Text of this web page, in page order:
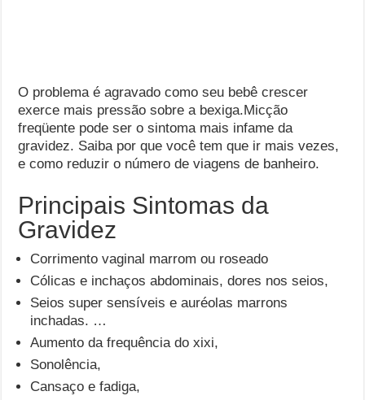
O problema é agravado como seu bebê crescer
exerce mais pressão sobre a bexiga.Micção
freqüente pode ser o sintoma mais infame da
gravidez. Saiba por que você tem que ir mais vezes,
e como reduzir o número de viagens de banheiro.
Principais Sintomas da
Gravidez
Corrimento vaginal marrom ou roseado
Cólicas e inchaços abdominais, dores nos seios,
Seios super sensíveis e auréolas marrons
inchadas. …
Aumento da frequência do xixi,
Sonolência,
Cansaço e fadiga,